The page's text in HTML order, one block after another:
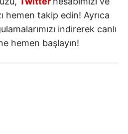
hemen takip edin! Ayrıca
indirerek canlı
hemen başlayın!